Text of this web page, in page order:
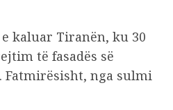
kaluar Tiranën, ku 30
të fasadës së
Fatmirësisht, nga sulmi